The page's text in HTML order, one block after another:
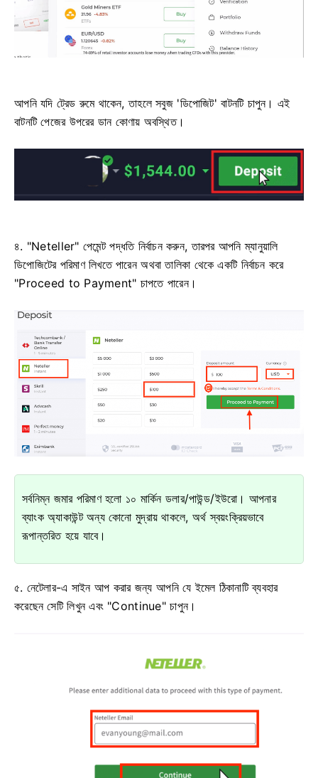
আপনি যদি ট্রেড রুমে থাকেন, তাহলে সবুজ 'ডিপোজিট' বাটনটি চাপুন। এই
বাটনটি পেজের উপরের ডান কোণায় অবস্থিত।
৪. "Neteller" পেমেন্ট পদ্ধতি নির্বাচন করুন, তারপর আপনি ম্যানুয়ালি
ডিপোজিটের পরিমাণ লিখতে পারেন অথবা তালিকা থেকে একটি নির্বাচন করে
"Proceed to Payment" চাপতে পারেন।
সর্বনিম্ন জমার পরিমাণ হলো ১০ মার্কিন ডলার/পাউন্ড/ইউরো। আপনার
ব্যাংক অ্যাকাউন্ট অন্য কোনো মুদ্রায় থাকলে, অর্থ স্বয়ংক্রিয়ভাবে
রূপান্তরিত হয়ে যাবে।
৫. নেটেলার-এ সাইন আপ করার জন্য আপনি যে ইমেল ঠিকানাটি ব্যবহার
করেছেন সেটি লিখুন এবং "Continue" চাপুন।